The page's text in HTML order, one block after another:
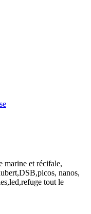
marine et récifale,
nanos,
tout le